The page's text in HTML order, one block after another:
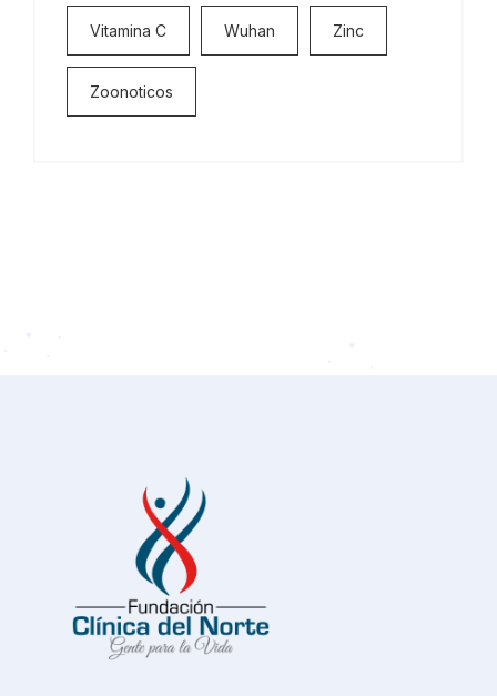
Vitamina C Wuhan Zinc
Zoonoticos